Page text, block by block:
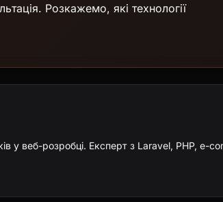
Розкажемо, які технології
у веб-розробці. Експерт з Laravel, PHP, e-